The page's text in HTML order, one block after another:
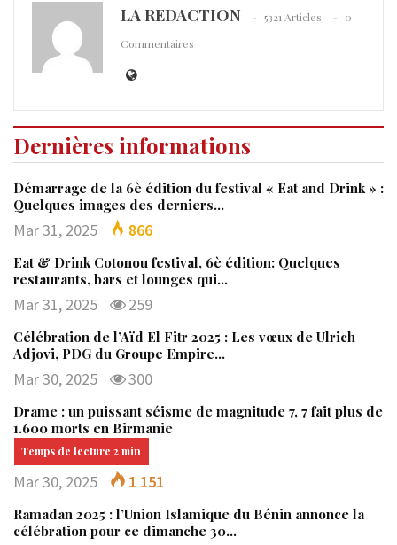
LA REDACTION 5321 Articles
0
Commentaires
Dernières informations
Démarrage de la 6è édition du festival « Eat and Drink » :
Quelques images des derniers…
Mar 31, 2025 866
Eat & Drink Cotonou festival, 6è édition: Quelques
restaurants, bars et lounges qui…
Mar 31, 2025 259
Célébration de l’Aïd El Fitr 2025 : Les vœux de Ulrich
Adjovi, PDG du Groupe Empire…
Mar 30, 2025 300
Drame : un puissant séisme de magnitude 7, 7 fait plus de
1.600 morts en Birmanie
Mar 30, 2025 1 151
Ramadan 2025 : l’Union Islamique du Bénin annonce la
célébration pour ce dimanche 30…